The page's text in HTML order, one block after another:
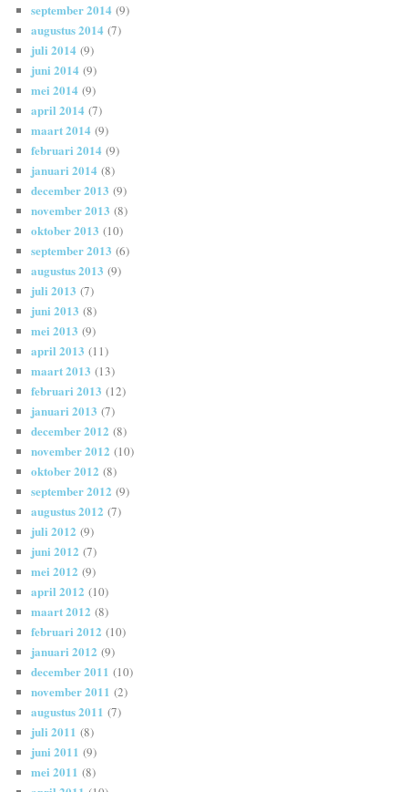
september 2014 (9)
augustus 2014 (7)
juli 2014 (9)
juni 2014 (9)
mei 2014 (9)
april 2014 (7)
maart 2014 (9)
februari 2014 (9)
januari 2014 (8)
december 2013 (9)
november 2013 (8)
oktober 2013 (10)
september 2013 (6)
augustus 2013 (9)
juli 2013 (7)
juni 2013 (8)
mei 2013 (9)
april 2013 (11)
maart 2013 (13)
februari 2013 (12)
januari 2013 (7)
december 2012 (8)
november 2012 (10)
oktober 2012 (8)
september 2012 (9)
augustus 2012 (7)
juli 2012 (9)
juni 2012 (7)
mei 2012 (9)
april 2012 (10)
maart 2012 (8)
februari 2012 (10)
januari 2012 (9)
december 2011 (10)
november 2011 (2)
augustus 2011 (7)
juli 2011 (8)
juni 2011 (9)
mei 2011 (8)